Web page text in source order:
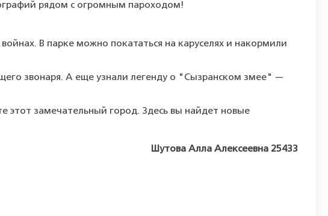
рядом с огромным пароходом!
В парке можно покататься на каруселях и накормили
звонаря. А еще узнали легенду о "Сызранском змее" —
этот замечательный город. Здесь вы найдет новые
Шутова Алла Алексеевна 25433